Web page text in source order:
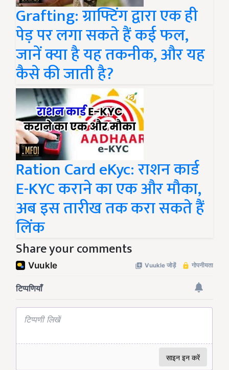
Grafting: ग्राफ्टिंग द्वारा एक ही
पेड़ पर लगा सकते हैं कई फल,
जानें क्या है यह तकनीक, और यह
कैसे की जाती है?
Ration Card eKyc: राशन कार्ड
E-KYC कराने का एक और मौका,
अब इस तारीख तक करा सकते हैं
लिंक
Share your comments